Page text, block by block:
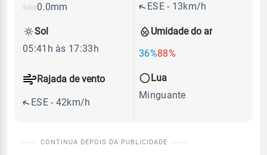
0.0mm
Umidade do ar
36%88%
ESE - 13km/h
Rajada de vento
ESE - 42km/h
Sol
05:41h às 17:33h
Lua
Minguante